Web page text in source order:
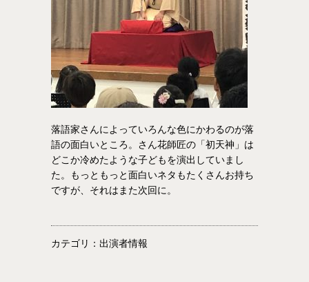
落語家さんによっていろんな色にかわるのが落
語の面白いところ。さん花師匠の「初天神」は
どこか冷めたような子どもを演出していまし
た。もっともっと面白いネタもたくさんお持ち
ですが、それはまた次回に。
カテゴリ：出演者情報